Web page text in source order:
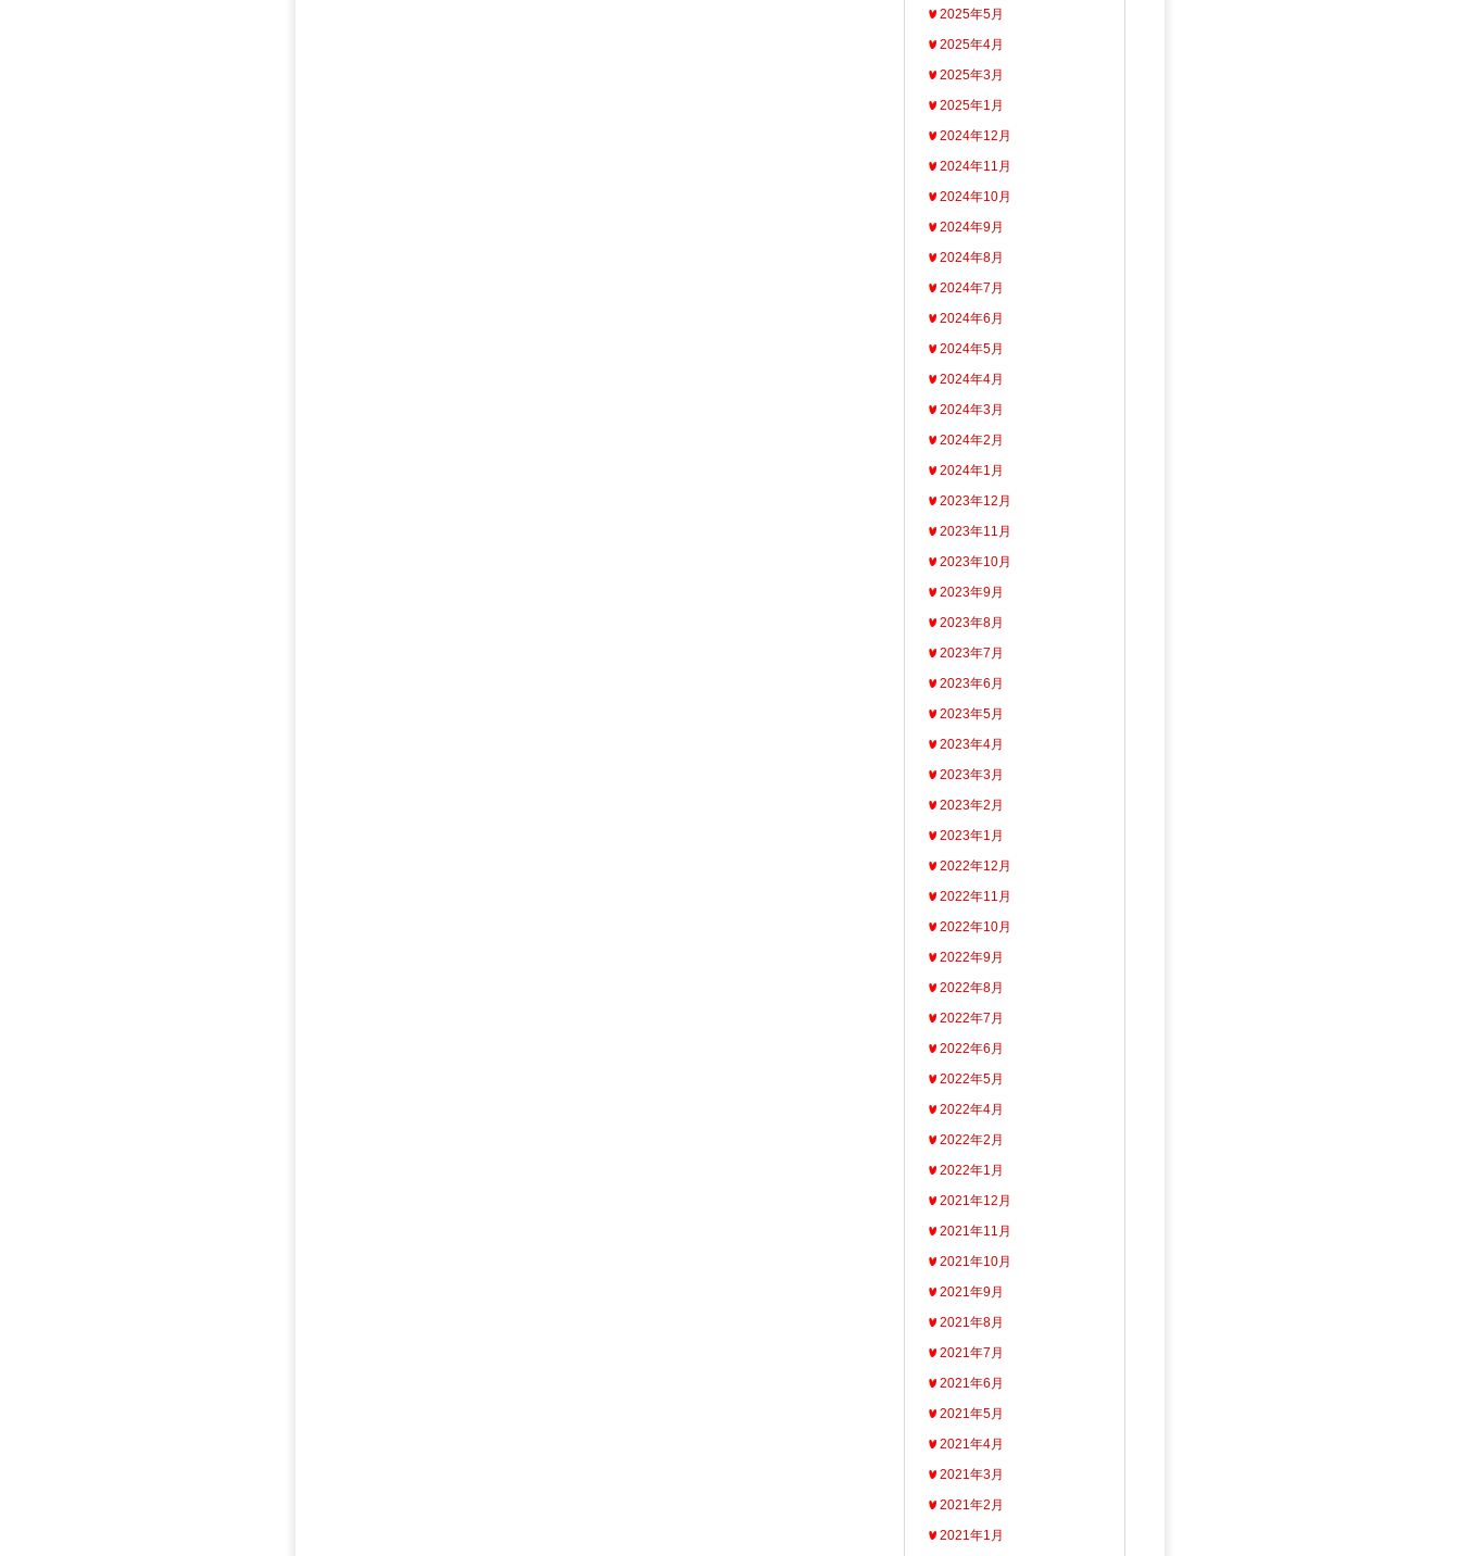
2025年5月
2025年4月
2025年3月
2025年1月
2024年12月
2024年11月
2024年10月
2024年9月
2024年8月
2024年7月
2024年6月
2024年5月
2024年4月
2024年3月
2024年2月
2024年1月
2023年12月
2023年11月
2023年10月
2023年9月
2023年8月
2023年7月
2023年6月
2023年5月
2023年4月
2023年3月
2023年2月
2023年1月
2022年12月
2022年11月
2022年10月
2022年9月
2022年8月
2022年7月
2022年6月
2022年5月
2022年4月
2022年2月
2022年1月
2021年12月
2021年11月
2021年10月
2021年9月
2021年8月
2021年7月
2021年6月
2021年5月
2021年4月
2021年3月
2021年2月
2021年1月